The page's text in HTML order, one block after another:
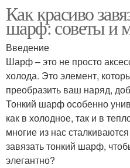
Как красиво
шарф: советы и
Введение
Шарф – это не просто
холода. Это элемент,
преобразить ваш наряд,
Тонкий шарф особенно
как в холодное, так и в
многие из нас
завязать тонкий шарф,
элегантно?